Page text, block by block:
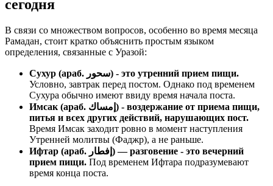
сегодня
В связи со множеством вопросов, особенно во время месяца
Рамадан, стоит кратко объяснить простым языком
определения, связанные с Уразой:
Сухур (араб. سحور) - это утренний прием пищи.
Условно, завтрак перед постом. Однако под временем
Сухура обычно имеют ввиду время начала поста.
Имсак (араб. إمساك) - воздержание от приема пищи,
питья и всех других действий, нарушающих пост.
Время Имсак заходит ровно в момент наступления
Утренней молитвы (Фаджр), а не раньше.
Ифтар (араб. إفطار) — разговение - это вечерний
прием пищи. Под временем Ифтара подразумевают
время конца поста.